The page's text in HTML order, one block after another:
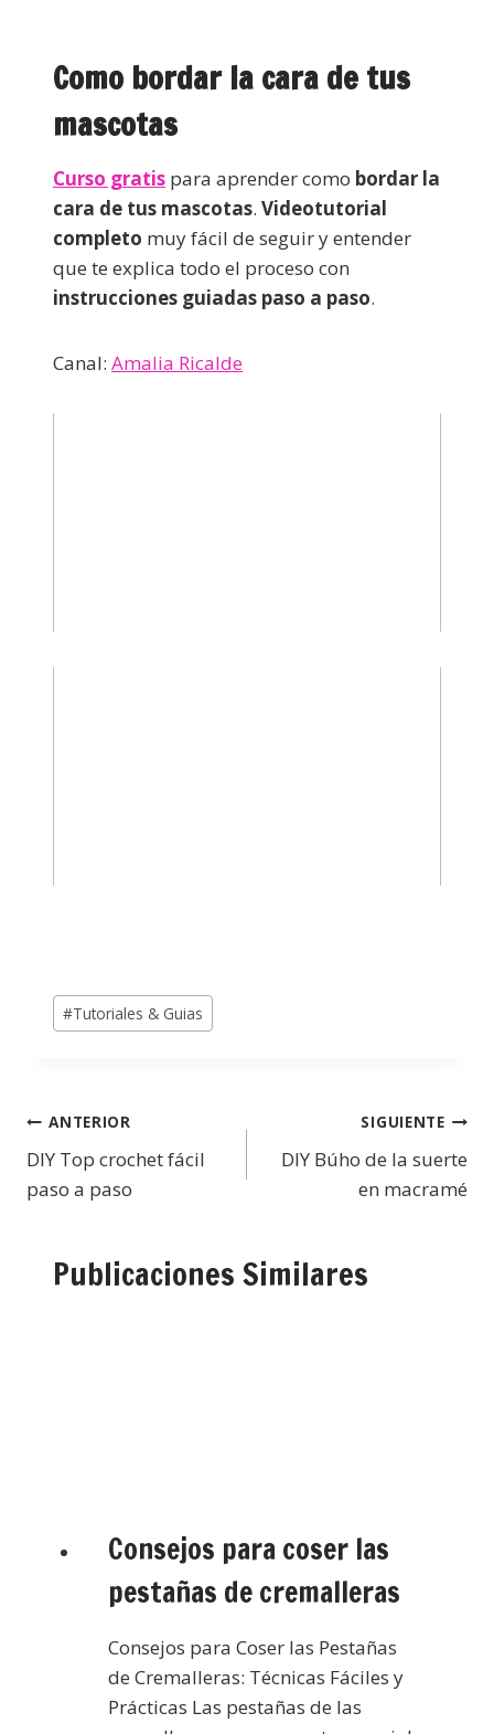
Como bordar la cara de tus
mascotas
Curso gratis para aprender como bordar la
cara de tus mascotas. Videotutorial
completo muy fácil de seguir y entender
que te explica todo el proceso con
instrucciones guiadas paso a paso.
Canal: Amalia Ricalde
#Tutoriales & Guias
ANTERIOR
DIY Top crochet fácil
paso a paso
SIGUIENTE
DIY Búho de la suerte
en macramé
Publicaciones Similares
Consejos para coser las
pestañas de cremalleras
Consejos para Coser las Pestañas
de Cremalleras: Técnicas Fáciles y
Prácticas Las pestañas de las